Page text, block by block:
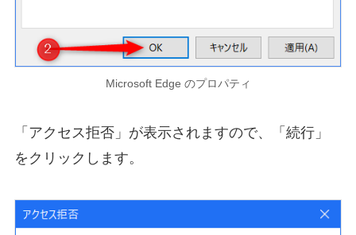
Microsoft Edge のプロパティ
「アクセス拒否」が表示されますので、「続行」
をクリックします。